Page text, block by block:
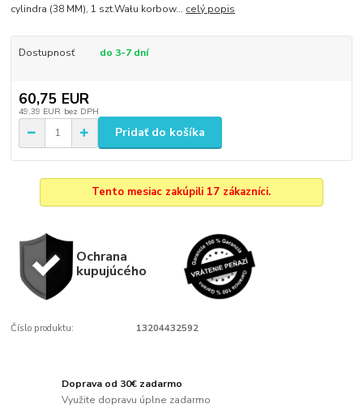
cylindra (38 MM), 1 szt.Wału korbow... celý popis
Dostupnosť do 3-7 dní
60,75 EUR
49,39 EUR bez DPH
Pridať do košíka
Tento mesiac zakúpili 17 zákazníci.
Ochrana
kupujúcého
Číslo produktu: 13204432592
Doprava od 30€ zadarmo
Využite dopravu úplne zadarmo